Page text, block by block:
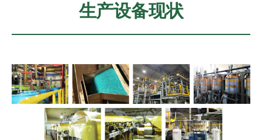
生产设备现状